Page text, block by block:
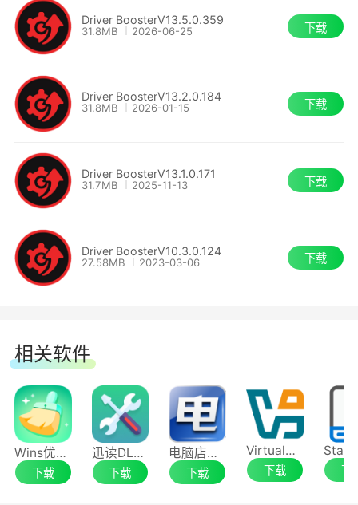
Driver BoosterV13.5.0.359
31.8MB 2026-06-25 下载
Driver BoosterV13.2.0.184
31.8MB 2026-01-15 下载
Driver BoosterV13.1.0.171
31.7MB 2025-11-13 下载
Driver BoosterV10.3.0.124
27.58MB 2023-03-06 下载
相关软件
Wins优化清理大师
下载
迅读DLL修复工具
下载
电脑店U盘启动盘制作工具
下载
VirtualBox
下载 下